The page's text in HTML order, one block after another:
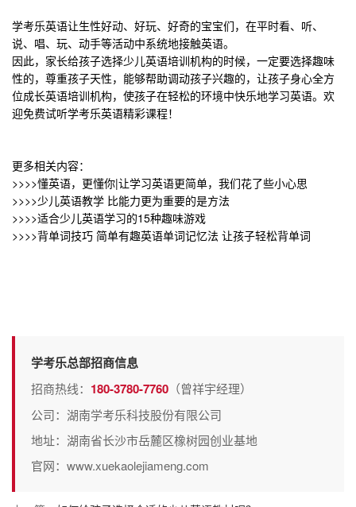
学考乐英语让生性好动、好玩、好奇的宝宝们，在平时看、听、
说、唱、玩、动手等活动中系统地接触英语。
因此，家长给孩子选择少儿英语培训机构的时候，一定要选择趣味
性的，尊重孩子天性，能够帮助调动孩子兴趣的，让孩子身心全方
位成长英语培训机构，使孩子在轻松的环境中快乐地学习英语。 欢
迎免费试听学考乐英语精彩课程！
更多相关内容：
>>>>懂英语，更懂你|让学习英语更简单，我们花了些小心思
>>>>少儿英语教学 比能力更为重要的是方法
>>>>适合少儿英语学习的15种趣味游戏
>>>>背单词技巧 简单有趣英语单词记忆法 让孩子轻松背单词
学考乐总部招商信息
招商热线： 180-3780-7760 （曾祥宇经理）
公司：湖南学考乐科技股份有限公司
地址：湖南省长沙市岳麓区橡树园创业基地
官网：www.xuekaolejiameng.com